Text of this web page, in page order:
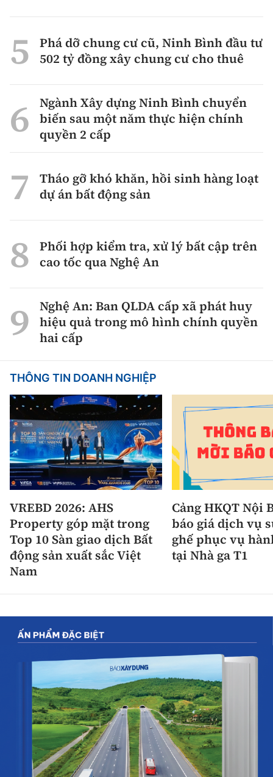
Phá dỡ chung cư cũ, Ninh Bình đầu tư
502 tỷ đồng xây chung cư cho thuê
Ngành Xây dựng Ninh Bình chuyển
biến sau một năm thực hiện chính
quyền 2 cấp
Tháo gỡ khó khăn, hồi sinh hàng loạt
dự án bất động sản
Phối hợp kiểm tra, xử lý bất cập trên
cao tốc qua Nghệ An
Nghệ An: Ban QLDA cấp xã phát huy
hiệu quả trong mô hình chính quyền
hai cấp
THÔNG TIN DOANH NGHIỆP
VREBD 2026: AHS
Property góp mặt trong
Top 10 Sàn giao dịch Bất
động sản xuất sắc Việt
Nam
Cảng HKQT Nội
báo giá dịch vụ
ghế phục vụ
tại Nhà ga T1